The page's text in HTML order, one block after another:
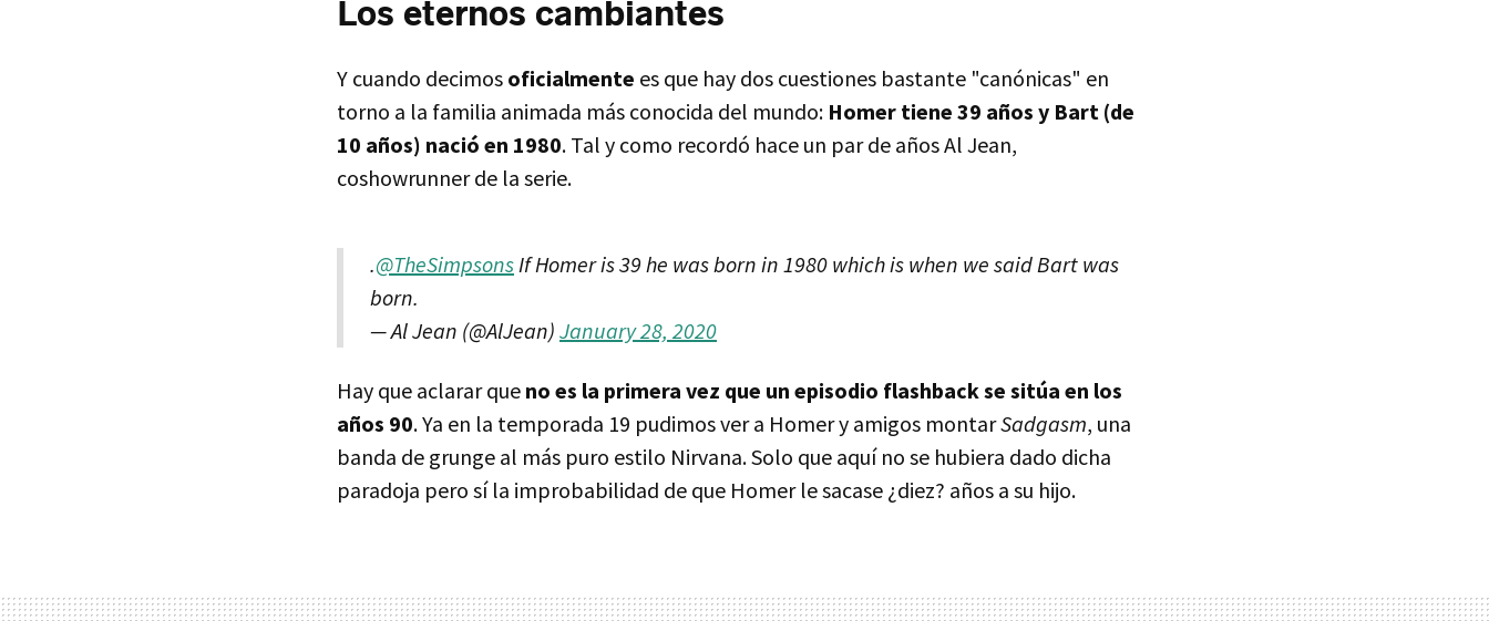
Los eternos cambiantes
Y cuando decimos oficialmente es que hay dos cuestiones bastante "canónicas" en
torno a la familia animada más conocida del mundo: Homer tiene 39 años y Bart (de
10 años) nació en 1980. Tal y como recordó hace un par de años Al Jean,
coshowrunner de la serie.
.@TheSimpsons If Homer is 39 he was born in 1980 which is when we said Bart was
born.
— Al Jean (@AlJean) January 28, 2020
Hay que aclarar que no es la primera vez que un episodio flashback se sitúa en los
años 90. Ya en la temporada 19 pudimos ver a Homer y amigos montarSadgasm, una
banda de grunge al más puro estilo Nirvana. Solo que aquí no se hubiera dado dicha
paradoja pero sí la improbabilidad de que Homer le sacase ¿diez? años a su hijo.